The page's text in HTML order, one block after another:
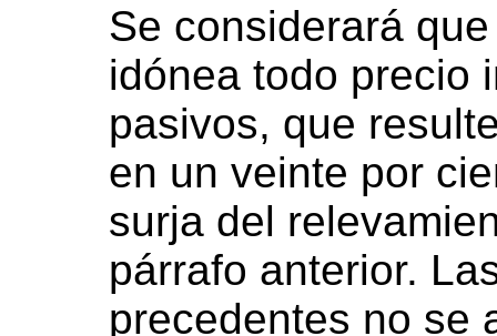
Se considerará
idónea todo precio
pasivos, que
en un veinte por
surja del
párrafo anterior.
precedentes no se